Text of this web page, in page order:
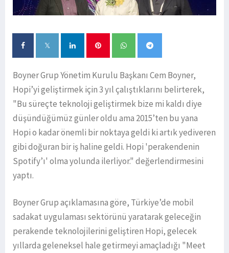
Boyner Grup Yönetim Kurulu Başkanı Cem Boyner,
Hopi’yi geliştirmek için 3 yıl çalıştıklarını belirterek,
"Bu süreçte teknoloji geliştirmek bize mi kaldı diye
düşündüğümüz günler oldu ama 2015’ten bu yana
Hopi o kadar önemli bir noktaya geldi ki artık yediveren
gibi doğuran bir iş haline geldi. Hopi 'perakendenin
Spotify’ı' olma yolunda ilerliyor." değerlendirmesini
yaptı.
Boyner Grup açıklamasına göre, Türkiye’de mobil
sadakat uygulaması sektörünü yaratarak geleceğin
perakende teknolojilerini geliştiren Hopi, gelecek
yıllarda geleneksel hale getirmeyi amaçladığı "Meet